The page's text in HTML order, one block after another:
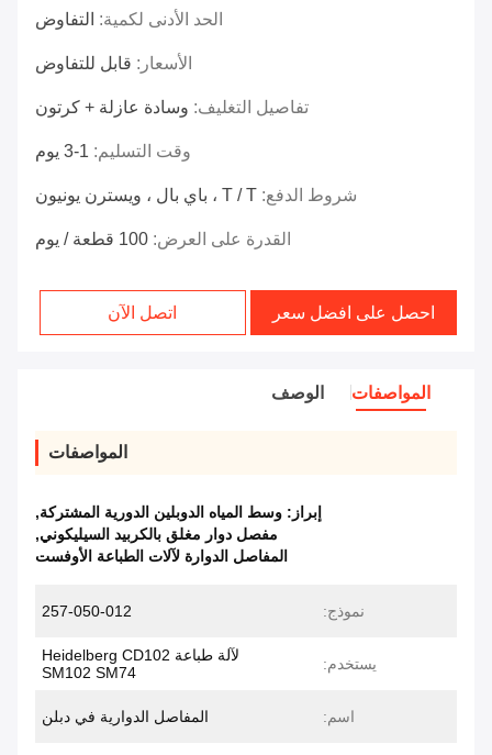
الحد الأدنى لكمية: التفاوض
الأسعار: قابل للتفاوض
تفاصيل التغليف: وسادة عازلة + كرتون
وقت التسليم: 1-3 يوم
شروط الدفع: T / T ، باي بال ، ويسترن يونيون
القدرة على العرض: 100 قطعة / يوم
احصل على افضل سعر اتصل الآن
المواصفات الوصف
المواصفات
إبراز: وسط المياه الدوبلين الدورية المشتركة,
مفصل دوار مغلق بالكربيد السيليكوني,
المفاصل الدوارة لآلات الطباعة الأوفست
نموذج: 257-050-012
يستخدم:
لآلة طباعة Heidelberg CD102
SM102 SM74
اسم: المفاصل الدوارية في دبلن